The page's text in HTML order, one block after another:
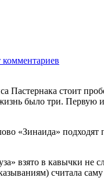
комментариев
Пастернака стоит
было три. Первую
«Зинаида»
взято в кавычки не
считала